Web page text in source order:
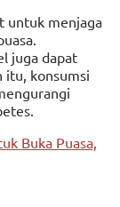
untuk menjaga
juga dapat
itu, konsumsi
Buka Puasa,